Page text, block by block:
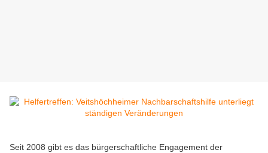
Seit 2008 gibt es das bürgerschaftliche Engagement der